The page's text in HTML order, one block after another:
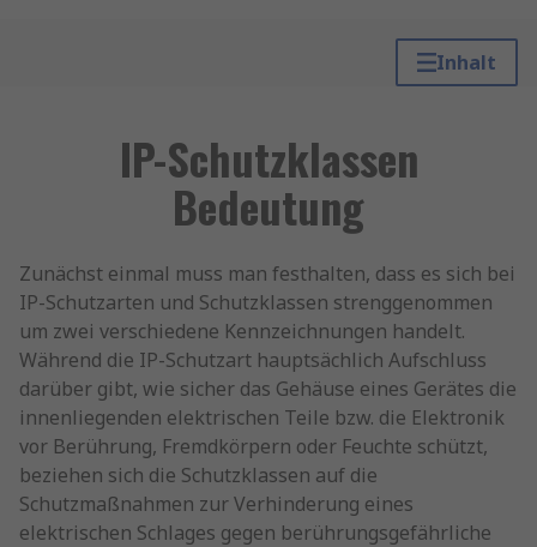
Inhalt
IP-Schutzklassen
Bedeutung
Zunächst einmal muss man festhalten, dass es sich bei
IP-Schutzarten und Schutzklassen strenggenommen
um zwei verschiedene Kennzeichnungen handelt.
Während die IP-Schutzart hauptsächlich Aufschluss
darüber gibt, wie sicher das Gehäuse eines Gerätes die
innenliegenden elektrischen Teile bzw. die Elektronik
vor Berührung, Fremdkörpern oder Feuchte schützt,
beziehen sich die Schutzklassen auf die
Schutzmaßnahmen zur Verhinderung eines
elektrischen Schlages gegen berührungsgefährliche